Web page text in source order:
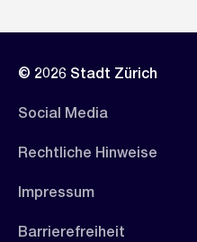
© 2026 Stadt Zürich
Social Media
Rechtliche Hinweise
Impressum
Barrierefreiheit